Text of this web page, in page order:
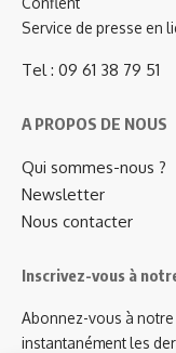
Service de presse en
Tel : 09 61 38 79 51
A PROPOS DE NOUS
Qui sommes-nous ?
Newsletter
Nous contacter
Inscrivez-vous à
Abonnez-vous à notre
instantanément les